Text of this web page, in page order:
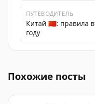
ПУТЕВОДИТЕЛЬ
Китай 🇨🇳: правила
году
Похожие посты